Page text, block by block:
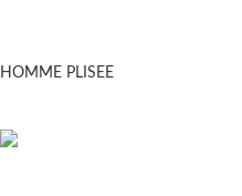
HOMME PLISEE